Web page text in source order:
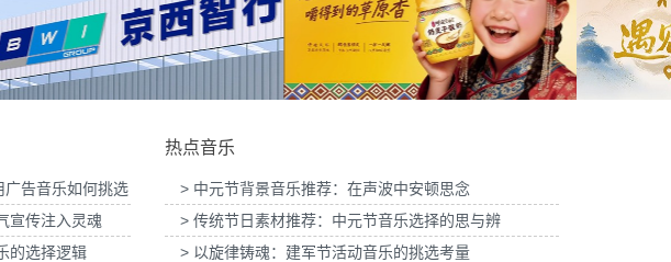
音
为新希望乳业唐钱婷品牌代言项目提供音乐版
为大众汽车ID与众08 KOL摄影制作项目提供
音乐版权
为
普
为伊利宫酪中规格奶皮子酸奶TVC拍摄提供音
乐版权
为国泰海通证券上海青浦分公司宣传项目提供
音乐版权
告音乐如何挑选
宣传注入灵魂
的选择逻辑
热点音乐
> 中元节背景音乐推荐：在声波中安顿思念
> 传统节日素材推荐：中元节音乐选择的思与辨
> 以旋律铸魂：建军节活动音乐的挑选考量